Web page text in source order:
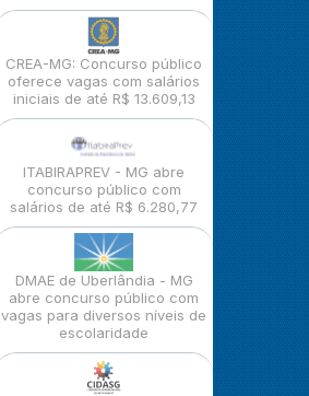
CREA-MG: Concurso público
oferece vagas com salários
iniciais de até R$ 13.609,13
ITABIRAPREV - MG abre
concurso público com
salários de até R$ 6.280,77
DMAE de Uberlândia - MG
abre concurso público com
vagas para diversos níveis de
escolaridade